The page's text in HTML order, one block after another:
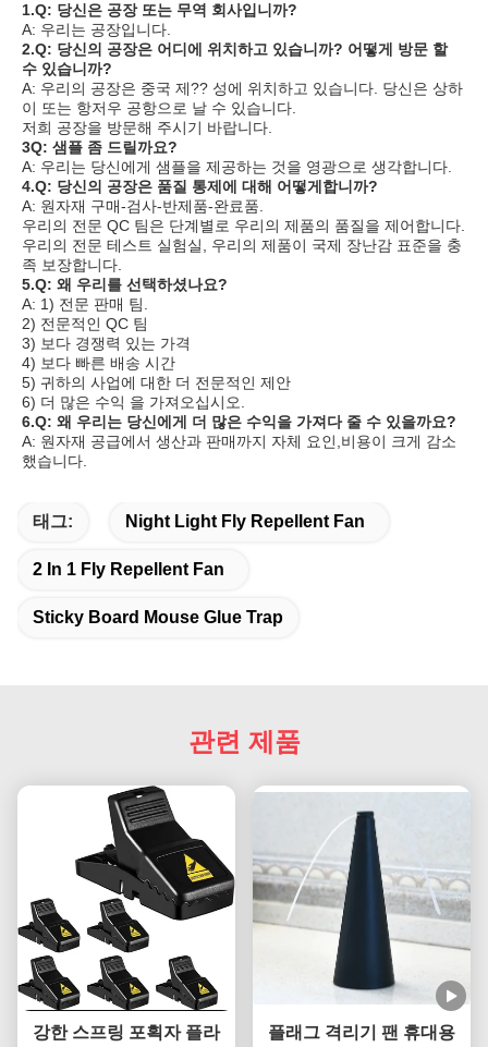
1.Q: 당신은 공장 또는 무역 회사입니까?
A: 우리는 공장입니다.
2.Q: 당신의 공장은 어디에 위치하고 있습니까? 어떻게 방문 할
수 있습니까?
A: 우리의 공장은 중국 제?? 성에 위치하고 있습니다. 당신은 상하
이 또는 항저우 공항으로 날 수 있습니다.
저희 공장을 방문해 주시기 바랍니다.
3Q: 샘플 좀 드릴까요?
A: 우리는 당신에게 샘플을 제공하는 것을 영광으로 생각합니다.
4.Q: 당신의 공장은 품질 통제에 대해 어떻게합니까?
A: 원자재 구매-검사-반제품-완료품.
우리의 전문 QC 팀은 단계별로 우리의 제품의 품질을 제어합니다.
우리의 전문 테스트 실험실, 우리의 제품이 국제 장난감 표준을 충
족 보장합니다.
5.Q: 왜 우리를 선택하셨나요?
A: 1) 전문 판매 팀.
2) 전문적인 QC 팀
3) 보다 경쟁력 있는 가격
4) 보다 빠른 배송 시간
5) 귀하의 사업에 대한 더 전문적인 제안
6) 더 많은 수익 을 가져오십시오.
6.Q: 왜 우리는 당신에게 더 많은 수익을 가져다 줄 수 있을까요?
A: 원자재 공급에서 생산과 판매까지 자체 요인,비용이 크게 감소
했습니다.
태그: Night Light Fly Repellent Fan
2 In 1 Fly Repellent Fan
Sticky Board Mouse Glue Trap
관련 제품
강한 스프링 포획자 플라
플래그 격리기 팬 휴대용